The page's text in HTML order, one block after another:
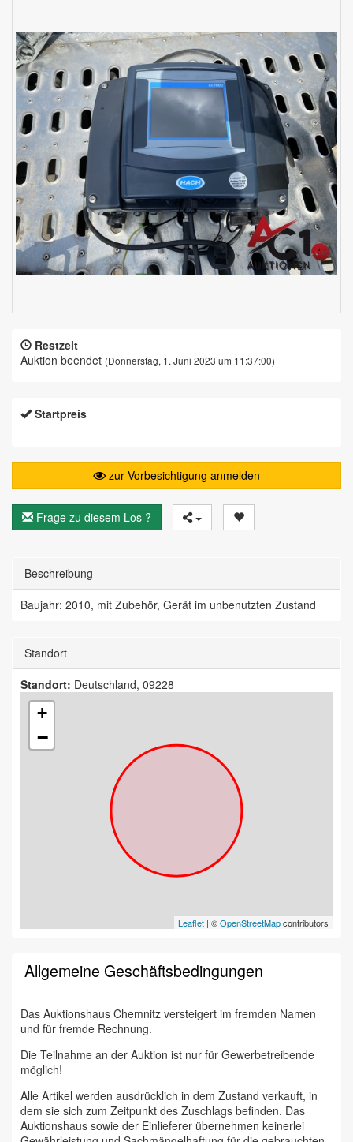
Restzeit
Auktion beendet (Donnerstag, 1. Juni 2023 um 11:37:00)
Startpreis
zur Vorbesichtigung anmelden
Frage zu diesem Los ?
Beschreibung
Baujahr: 2010, mit Zubehör, Gerät im unbenutzten Zustand
Standort
Standort: Deutschland, 09228
+
−
Leaflet | ©OpenStreetMapcontributors
Allgemeine Geschäftsbedingungen
Das Auktionshaus Chemnitz versteigert im fremden Namen
und für fremde Rechnung.
Die Teilnahme an der Auktion ist nur für Gewerbetreibende
möglich!
Alle Artikel werden ausdrücklich in dem Zustand verkauft, in
dem sie sich zum Zeitpunkt des Zuschlags befinden. Das
Auktionshaus sowie der Einlieferer übernehmen keinerlei